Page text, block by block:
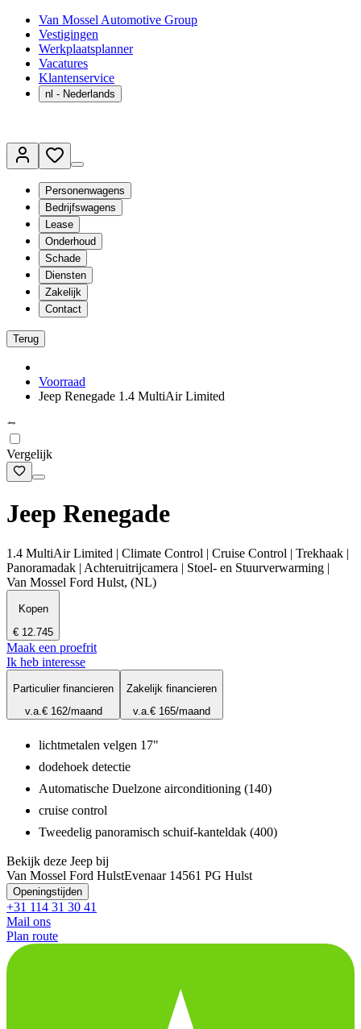
Van Mossel Automotive Group
Vestigingen
Werkplaatsplanner
Vacatures
Klantenservice
nl - Nederlands
Personenwagens
Bedrijfswagens
Lease
Onderhoud
Schade
Diensten
Zakelijk
Contact
Terug
Voorraad
Jeep Renegade 1.4 MultiAir Limited
Vergelijk
Jeep Renegade
1.4 MultiAir Limited | Climate Control | Cruise Control | Trekhaak |
Panoramadak | Achteruitrijcamera | Stoel- en Stuurverwarming |
Van Mossel Ford Hulst, (NL)
Kopen
€ 12.745
Maak een proefrit
Ik heb interesse
Particulier financieren
v.a.€ 162/maand
Zakelijk financieren
v.a.€ 165/maand
lichtmetalen velgen 17"
dodehoek detectie
Automatische Duelzone airconditioning (140)
cruise control
Tweedelig panoramisch schuif-kanteldak (400)
Bekijk deze Jeep bij
Van Mossel Ford HulstEvenaar 14561 PG Hulst
Openingstijden
+31 114 31 30 41
Mail ons
Plan route